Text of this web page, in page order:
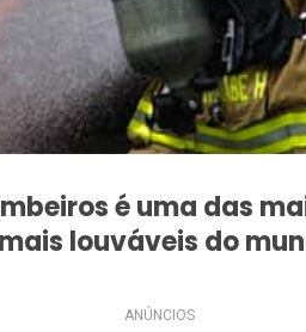
é uma das
louváveis do
ANÚNCIOS